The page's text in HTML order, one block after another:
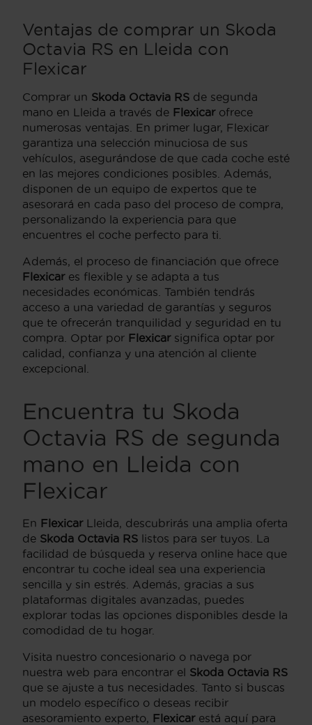
Ventajas de comprar un Skoda
Octavia RS en Lleida con
Flexicar
Comprar un Skoda Octavia RS de segunda
mano en Lleida a través de Flexicarofrece
numerosas ventajas. En primer lugar, Flexicar
garantiza una selección minuciosa de sus
vehículos, asegurándose de que cada coche esté
en las mejores condiciones posibles. Además,
disponen de un equipo de expertos que te
asesorará en cada paso del proceso de compra,
personalizando la experiencia para que
encuentres el coche perfecto para ti.
Además, el proceso de financiación que ofrece
Flexicares flexible y se adapta a tus
necesidades económicas. También tendrás
acceso a una variedad de garantías y seguros
que te ofrecerán tranquilidad y seguridad en tu
compra. Optar por Flexicarsignifica optar por
calidad, confianza y una atención al cliente
excepcional.
Encuentra tu Skoda
Octavia RS de segunda
mano en Lleida con
Flexicar
En FlexicarLleida, descubrirás una amplia oferta
de Skoda Octavia RS listos para ser tuyos. La
facilidad de búsqueda y reserva online hace que
encontrar tu coche ideal sea una experiencia
sencilla y sin estrés. Además, gracias a sus
plataformas digitales avanzadas, puedes
explorar todas las opciones disponibles desde la
comodidad de tu hogar.
Visita nuestro concesionario o navega por
nuestra web para encontrar el Skoda Octavia RS
que se ajuste a tus necesidades. Tanto si buscas
un modelo específico o deseas recibir
asesoramiento experto, Flexicarestá aquí para